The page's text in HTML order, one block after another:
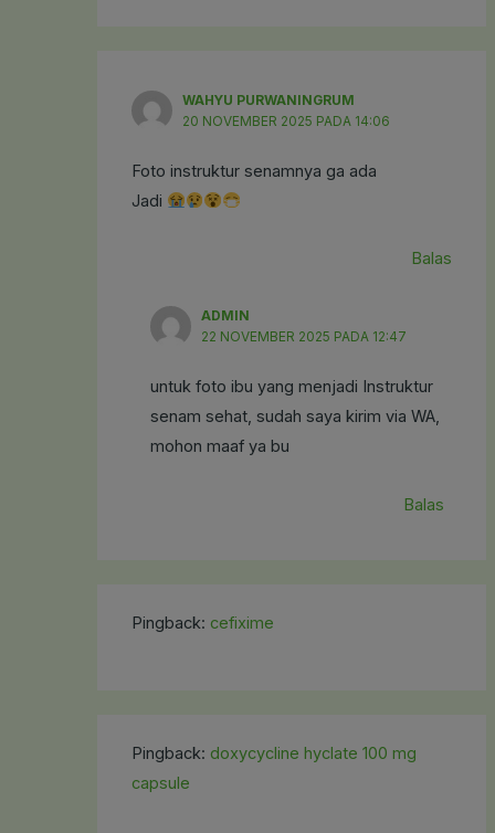
WAHYU PURWANINGRUM
20 NOVEMBER 2025 PADA 14:06
Foto instruktur senamnya ga ada
Jadi
Balas
ADMIN
22 NOVEMBER 2025 PADA 12:47
untuk foto ibu yang menjadi Instruktur
senam sehat, sudah saya kirim via WA,
mohon maaf ya bu
Balas
Pingback: cefixime
Pingback: doxycycline hyclate 100 mg
capsule